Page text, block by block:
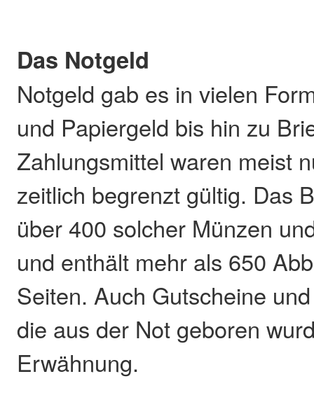
Das Notgeld
Notgeld gab es in vielen
und Papiergeld bis hin zu
Zahlungsmittel waren meist
zeitlich begrenzt gültig. Das
über 400 solcher Münzen
und enthält mehr als 650
Seiten. Auch Gutscheine
die aus der Not geboren
Erwähnung.